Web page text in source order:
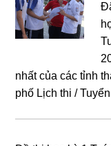
nhất của các tỉnh
phố Lịch thi /